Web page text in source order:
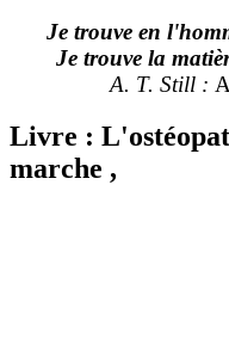
Je trouve en
Je trouve la
A. T. Still :
Livre :
marche ,